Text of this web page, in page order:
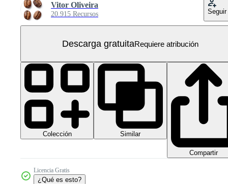
Vitor Oliveira
20.915 Recursos Seguir
Descarga gratuitaRequiere atribución
Colección Similar
Compartir
Licencia Gratis
¿Qué es esto?